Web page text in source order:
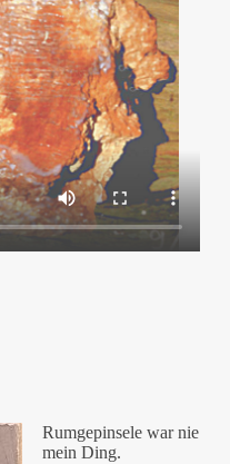
Rumgepinsele war nie
mein Ding.